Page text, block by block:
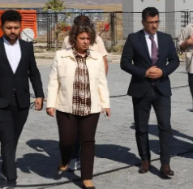
Kırklareli
Kırşehir
Kocaeli
Konya
Kütahya
Malatya